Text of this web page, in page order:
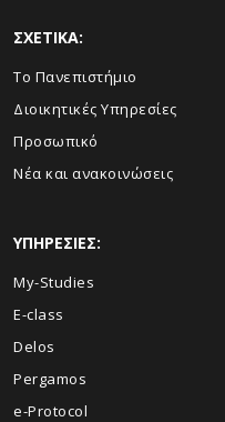
ΣΧΕΤΙΚΑ:
Το Πανεπιστήμιο
Διοικητικές Υπηρεσίες
Προσωπικό
Νέα και ανακοινώσεις
ΥΠΗΡΕΣΙΕΣ:
My-Studies
E-class
Delos
Pergamos
e-Protocol